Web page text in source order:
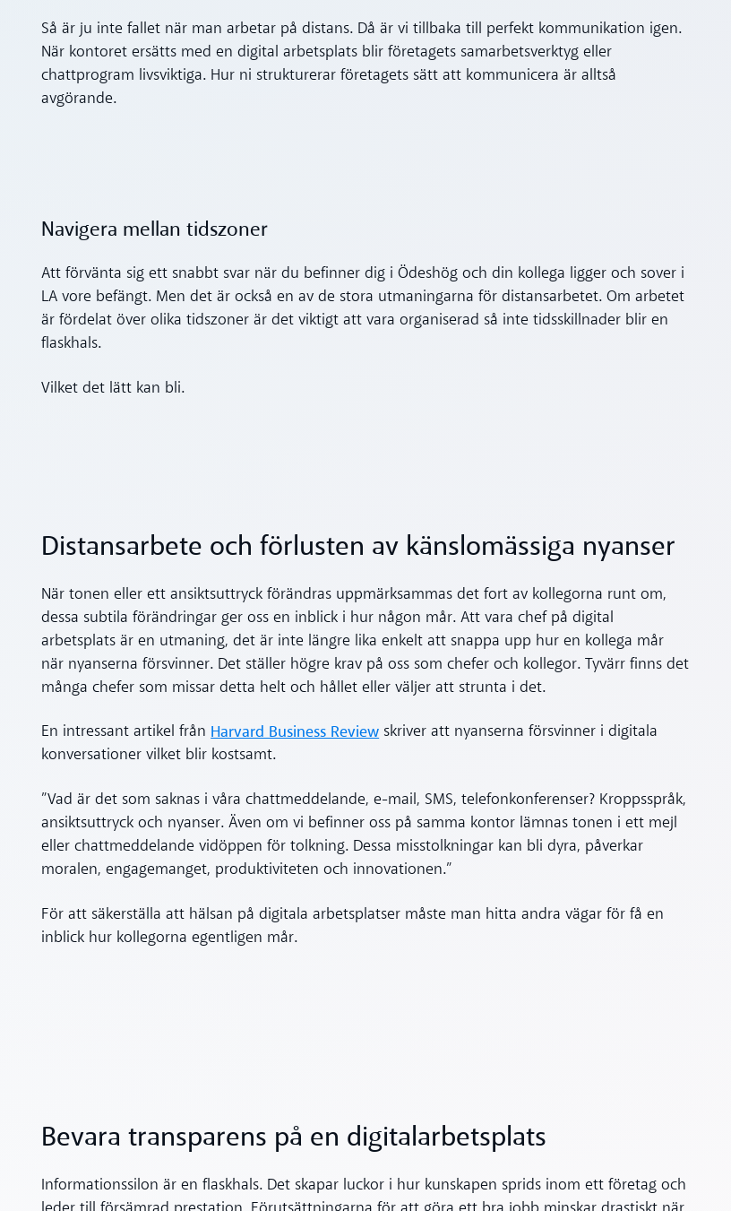
Så är ju inte fallet när man arbetar på distans. Då är vi tillbaka till perfekt kommunikation igen.
När kontoret ersätts med en digital arbetsplats blir företagets samarbetsverktyg eller
chattprogram livsviktiga. Hur ni strukturerar företagets sätt att kommunicera är alltså
avgörande.
Navigera mellan tidszoner
Att förvänta sig ett snabbt svar när du befinner dig i Ödeshög och din kollega ligger och sover i
LA vore befängt. Men det är också en av de stora utmaningarna för distansarbetet. Om arbetet
är fördelat över olika tidszoner är det viktigt att vara organiserad så inte tidsskillnader blir en
flaskhals.
Vilket det lätt kan bli.
Distansarbete och förlusten av känslomässiga nyanser
När tonen eller ett ansiktsuttryck förändras uppmärksammas det fort av kollegorna runt om,
dessa subtila förändringar ger oss en inblick i hur någon mår. Att vara chef på digital
arbetsplats är en utmaning, det är inte längre lika enkelt att snappa upp hur en kollega mår
när nyanserna försvinner. Det ställer högre krav på oss som chefer och kollegor. Tyvärr finns det
många chefer som missar detta helt och hållet eller väljer att strunta i det.
En intressant artikel från Harvard Business Review skriver att nyanserna försvinner i digitala
konversationer vilket blir kostsamt.
”Vad är det som saknas i våra chattmeddelande, e-mail, SMS, telefonkonferenser? Kroppsspråk,
ansiktsuttryck och nyanser. Även om vi befinner oss på samma kontor lämnas tonen i ett mejl
eller chattmeddelande vidöppen för tolkning. Dessa misstolkningar kan bli dyra, påverkar
moralen, engagemanget, produktiviteten och innovationen.”
För att säkerställa att hälsan på digitala arbetsplatser måste man hitta andra vägar för få en
inblick hur kollegorna egentligen mår.
Bevara transparens på en digitalarbetsplats
Informationssilon är en flaskhals. Det skapar luckor i hur kunskapen sprids inom ett företag och